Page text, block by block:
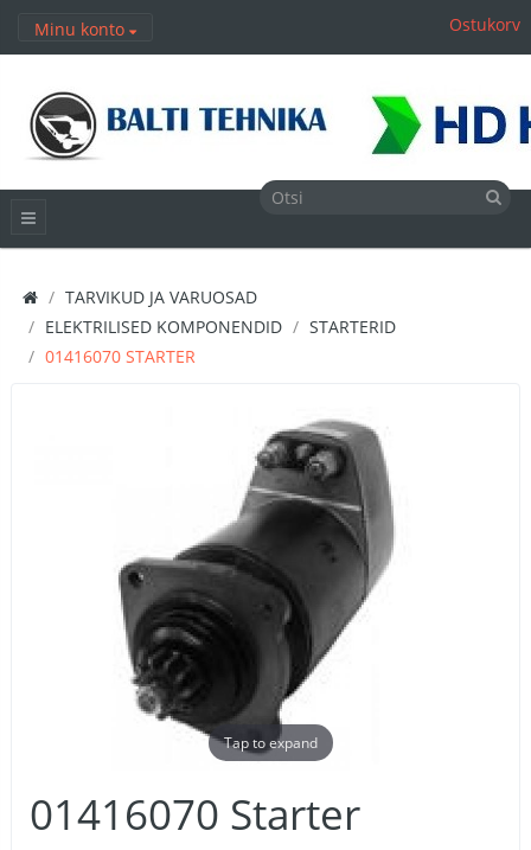
Minu konto Ostukorv
TARVIKUD JA VARUOSAD
ELEKTRILISED KOMPONENDID
STARTERID
01416070 STARTER
Tap to expand
01416070 Starter